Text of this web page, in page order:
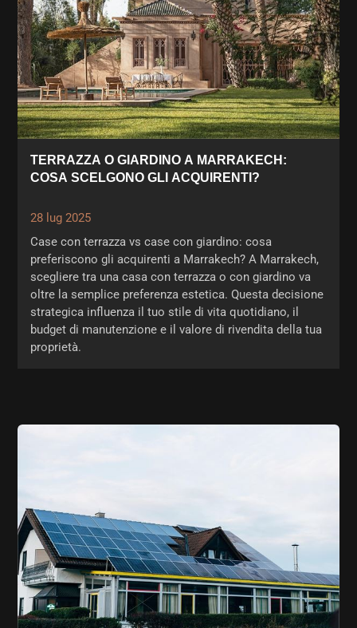
TERRAZZA O GIARDINO A MARRAKECH:
COSA SCELGONO GLI ACQUIRENTI?
28 lug 2025
Case con terrazza vs case con giardino: cosa
preferiscono gli acquirenti a Marrakech? A Marrakech,
scegliere tra una casa con terrazza o con giardino va
oltre la semplice preferenza estetica. Questa decisione
strategica influenza il tuo stile di vita quotidiano, il
budget di manutenzione e il valore di rivendita della tua
proprietà.